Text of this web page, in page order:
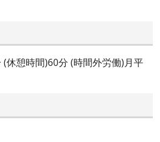
休憩時間)60分 (時間外労働)月平